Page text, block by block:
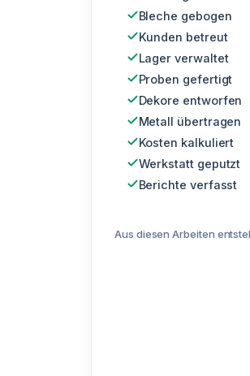
Bleche gebogen
Kunden betreut
Lager verwaltet
Proben gefertigt
Dekore entworfen
Metall übertragen
Kosten kalkuliert
Werkstatt geputzt
Berichte verfasst
Aus diesen Arbeiten